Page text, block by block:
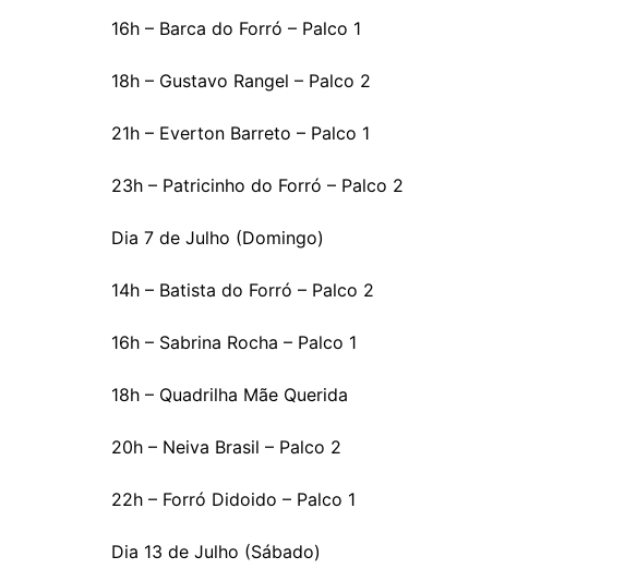
16h – Barca do Forró – Palco 1
18h – Gustavo Rangel – Palco 2
21h – Everton Barreto – Palco 1
23h – Patricinho do Forró – Palco 2
Dia 7 de Julho (Domingo)
14h – Batista do Forró – Palco 2
16h – Sabrina Rocha – Palco 1
18h – Quadrilha Mãe Querida
20h – Neiva Brasil – Palco 2
22h – Forró Didoido – Palco 1
Dia 13 de Julho (Sábado)